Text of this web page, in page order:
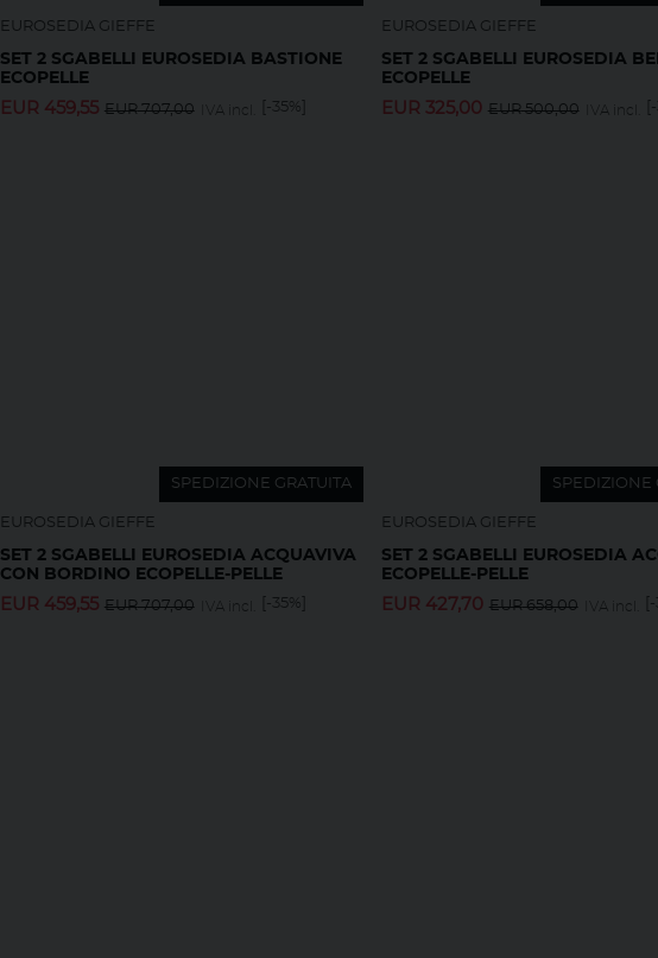
EUROSEDIA GIEFFE
SET 2 SGABELLI EUROSEDIA BASTIONE
ECOPELLE
EUR 459,55 EUR707,00 IVA incl. [-35%]
EUROSEDIA GIEFFE
SET 2 SGABELLI EUROSEDIA
ECOPELLE
EUR 325,00 EUR500,00 IVA incl.
SPEDIZIONE GRATUITA
EUROSEDIA GIEFFE
SET 2 SGABELLI EUROSEDIA ACQUAVIVA
CON BORDINO ECOPELLE-PELLE
EUR 459,55 EUR707,00 IVA incl. [-35%]
SPEDIZIONE
EUROSEDIA GIEFFE
SET 2 SGABELLI EUROSEDIA
ECOPELLE-PELLE
EUR 427,70 EUR658,00 IVA incl.